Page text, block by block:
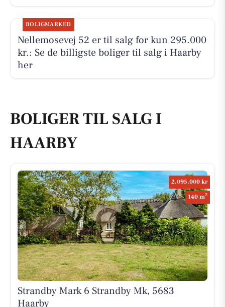
BOLIGMARKED
Nellemosevej 52 er til salg for kun 295.000
kr.: Se de billigste boliger til salg i Haarby
her
BOLIGER TIL SALG I
HAARBY
2.095.000 kr
140 m2
Strandby Mark 6 Strandby Mk, 5683
Haarby